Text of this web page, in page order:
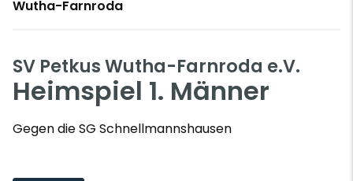
Wutha-Farnroda
SV Petkus Wutha-Farnroda e.V.
Heimspiel 1. Männer
Gegen die SG Schnellmannshausen